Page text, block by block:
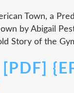
Town, a
by Abigail
Story of the